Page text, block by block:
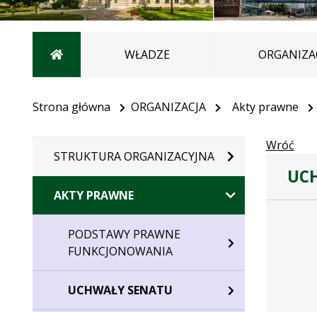
Strona głównaWŁADZE
Strona główna ORGANIZACJA Akty prawne
STRUKTURA ORGANIZACYJNA
AKTY PRAWNE
PODSTAWY PRAWNE
FUNKCJONOWANIA
UCHWAŁY SENATU
Wróć